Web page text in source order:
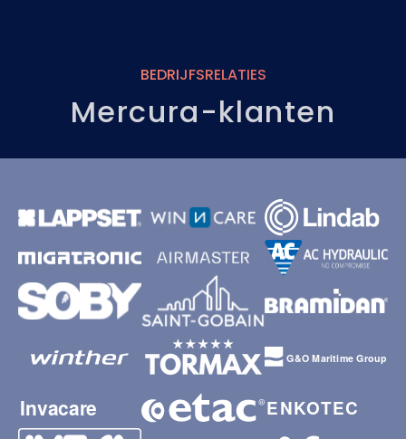
BEDRIJFSRELATIES
Mercura-klanten